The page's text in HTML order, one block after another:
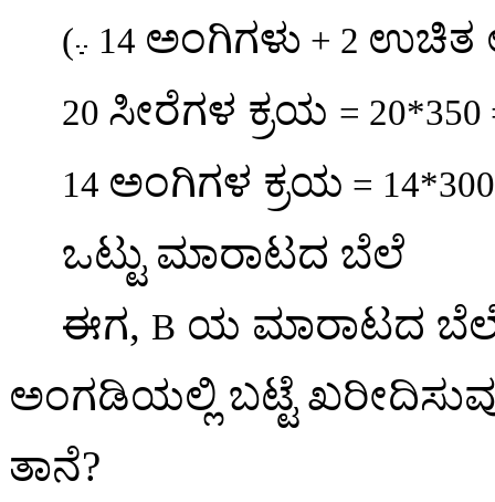
( 14 ಅಂಗಿಗಳು + 2 ಉಚಿತ
20 ಸೀರೆಗಳ ಕ್ರಯ =
14 ಅಂಗಿಗಳ ಕ್ರಯ =
ಒಟ್ಟು ಮಾರಾಟದ ಬೆಲೆ
ಈಗ, B ಯ ಮಾರಾಟದ
ಅಂಗಡಿಯಲ್ಲಿ ಬಟ್ಟೆ
ತಾನೆ?